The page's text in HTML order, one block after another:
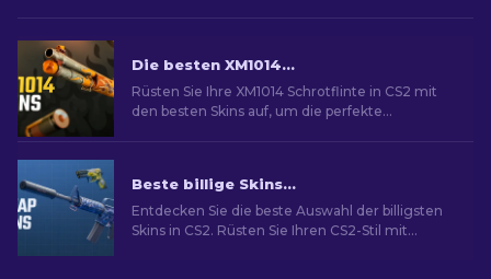
Die besten XM1014 Skins in CS2 [2026]
Rüsten Sie Ihre XM1014 Schrotflinte in CS2 mit
den besten Skins auf, um die perfekte
Beste billige Skins in CS2 [2026]
Entdecken Sie die beste Auswahl der billigsten
Skins in CS2. Rüsten Sie Ihren CS2-Stil mit